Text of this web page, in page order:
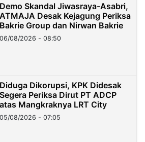
Demo Skandal Jiwasraya-Asabri,
ATMAJA Desak Kejagung Periksa
Bakrie Group dan Nirwan Bakrie
06/08/2026 - 08:50
Diduga Dikorupsi, KPK Didesak
Segera Periksa Dirut PT ADCP
atas Mangkraknya LRT City
05/08/2026 - 07:05